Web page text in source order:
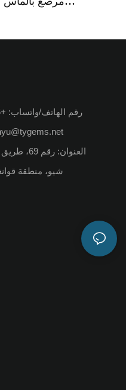
رقم الهاتف/واتساب: +86 13481477286
العنوان:
شيو، منطقة